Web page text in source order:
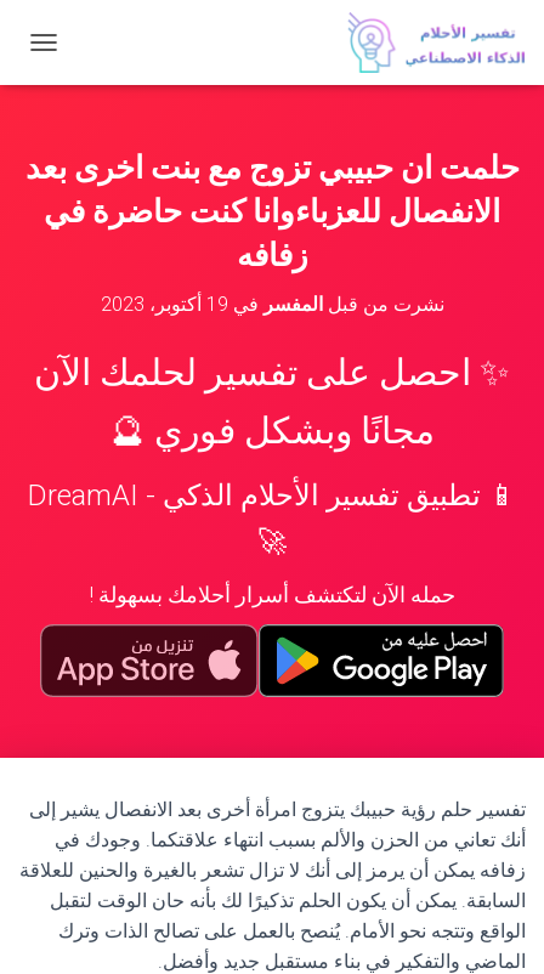
ب
ا
حلمت ان حبيبي تزوج مع بنت اخرى بعد
الانفصال للعزباءوانا كنت حاضرة في
زفافه
نشرت من قبلالمفسر في 19 أكتوبر، 2023
✨ احصل على تفسير لحلمك الآن
مجانًا وبشكل فوري 🔮
📱 تطبيق تفسير الأحلام الذكي - DreamAI
🚀
حمله الآن لتكتشف أسرار أحلامك بسهولة !
تفسير حلم رؤية حبيبك يتزوج امرأة أخرى بعد الانفصال يشير إلى
أنك تعاني من الحزن والألم بسبب انتهاء علاقتكما. وجودك في
زفافه يمكن أن يرمز إلى أنك لا تزال تشعر بالغيرة والحنين للعلاقة
السابقة. يمكن أن يكون الحلم تذكيرًا لك بأنه حان الوقت لتقبل
الواقع وتتجه نحو الأمام. يُنصح بالعمل على تصالح الذات وترك
الماضي والتفكير في بناء مستقبل جديد وأفضل.